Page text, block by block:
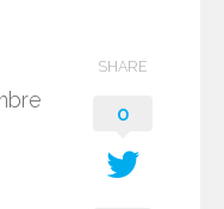
SHARE
0